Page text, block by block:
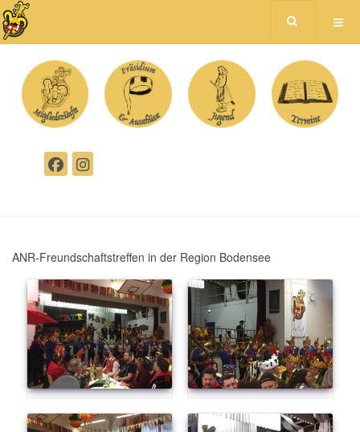
ANR-Freundschaftstreffen in der Region Bodensee